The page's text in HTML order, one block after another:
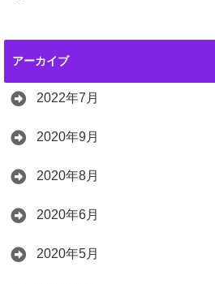
アーカイブ
2022年7月
2020年9月
2020年8月
2020年6月
2020年5月